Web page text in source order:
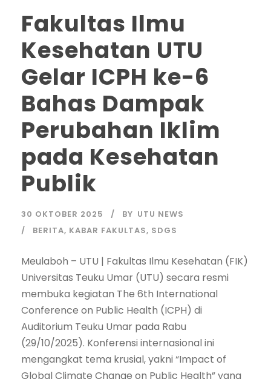
Fakultas Ilmu
Kesehatan UTU
Gelar ICPH ke-6
Bahas Dampak
Perubahan Iklim
pada Kesehatan
Publik
30 OKTOBER 2025 BY UTU NEWS
BERITA, KABAR FAKULTAS, SDGS
Meulaboh – UTU | Fakultas Ilmu Kesehatan (FIK)
Universitas Teuku Umar (UTU) secara resmi
membuka kegiatan The 6th International
Conference on Public Health (ICPH) di
Auditorium Teuku Umar pada Rabu
(29/10/2025). Konferensi internasional ini
mengangkat tema krusial, yakni “Impact of
Global Climate Change on Public Health” yang